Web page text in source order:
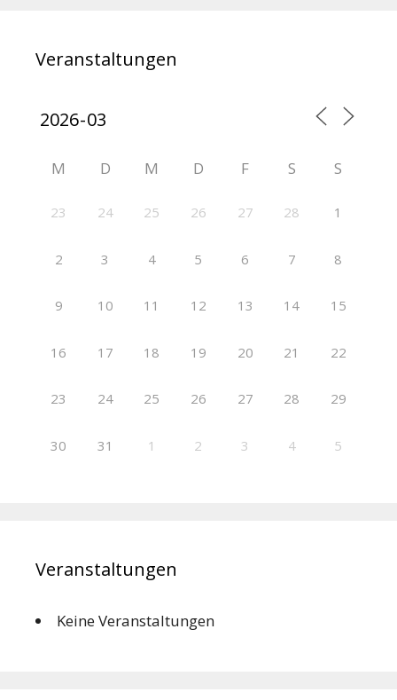
Veranstaltungen
M D M D F S S
23 24 25 26 27 28 1
2 3 4 5 6 7 8
9 10 11 12 13 14 15
16 17 18 19 20 21 22
23 24 25 26 27 28 29
30 31 1 2 3 4 5
Veranstaltungen
Keine Veranstaltungen